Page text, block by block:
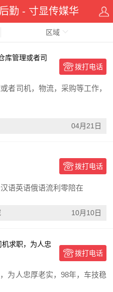
勤 - 寸显传媒华
区域
库管理或者司
开车，熟悉迪
语
拨打电话
者司机，物流，采购等工作，
04月21日
拨打电话
语英语俄语流利零陪在
10月10日
求职，为人忠
会中文，会基
经验，自带国
拨打电话
为人忠厚老实，98年，车技稳